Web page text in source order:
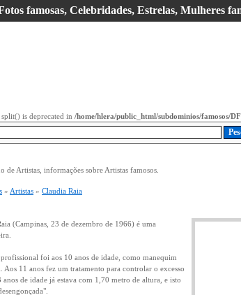
famosas, Celebridades, Estrelas, Mulheres
is deprecated in /home/hlera/public_html/subdominios/famosos/
de Artistas, informações sobre Artistas famosos.
» Artistas » Claudia Raia
(Campinas, 23 de dezembro de 1966) é uma
foi aos 10 anos de idade, como manequim
11 anos fez um tratamento para controlar o excesso
anos de idade já estava com 1,70 metro de altura, e isto